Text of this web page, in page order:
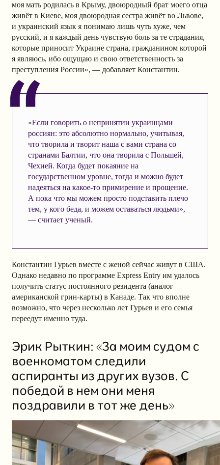
моя мать родилась в Крыму, двоюродный брат моего отца
живёт в Киеве, моя двоюродная сестра живёт во Львове,
и украинский язык я понимаю лишь чуть хуже, чем
русский, и я каждый день чувствую боль за те страдания,
которые приносит Украине страна, гражданином которой
я являюсь, ибо ощущаю и свою ответственность за
преступления России», — добавляет Константин.
«Если говорить о непринятии украинцами
россиян: это абсолютно нормально, учитывая,
что творила и творит наша с вами страна со
странами Балтии, что она творила с Польшей,
Чехией. Когда будет покаяние на
государственном уровне, тогда и можно будет
надеяться на какое-то примирение и прощение.
А пока что мы можем просто подставить плечо
тем, у кого беда, и можем оставаться людьми»,
— считает ученый.
Константин Гурьев вместе с женой сейчас живут в США.
Однако недавно по программе Express Entry им удалось
получить статус постоянного резидента (аналог
американской грин-карты) в Канаде. Так что вполне
возможно, что через несколько лет Гурьев и его семья
переедут именно туда.
Эрик Рыткин: «За моим судом с
военкоматом следили
аспиранты из других вузов. С
победой в нем они меня
поздравили в тот же день»